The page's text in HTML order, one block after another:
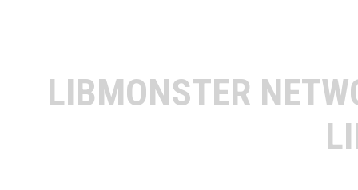
LIBMONSTER